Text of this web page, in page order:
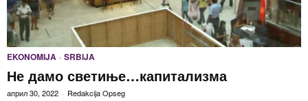
EKONOMIJA · SRBIJA
Не дамо светиње…капитализма
април 30, 2022 Redakcija Opseg